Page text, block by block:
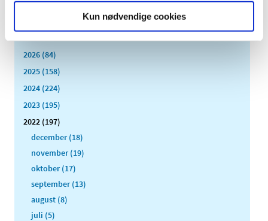
Kun nødvendige cookies
2026 (84)
2025 (158)
2024 (224)
2023 (195)
2022 (197)
december (18)
november (19)
oktober (17)
september (13)
august (8)
juli (5)